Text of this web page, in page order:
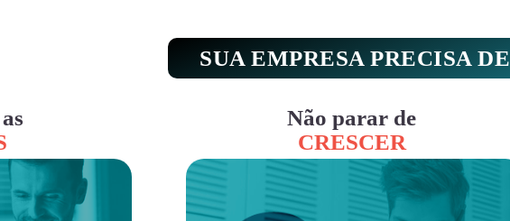
SUA EMPRESA PRECISA DE
Não parar de
CRESCER